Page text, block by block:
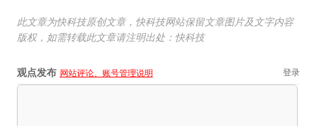
此文章为快科技原创文章，快科技网站保留文章图片及文字内容
版权，如需转载此文章请注明出处：快科技
观点发布 网站评论、账号管理说明 登录